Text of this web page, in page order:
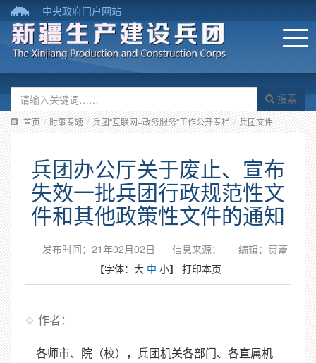
中央政府门户网站
搜索
首页 / 时事专题 / 兵团"互联网+政务服务"工作公开专栏 / 兵团文件
兵团办公厅关于废止、宣布
失效一批兵团行政规范性文
件和其他政策性文件的通知
发布时间：21年02月02日 信息来源：
编辑：贾蕾
【字体： 大 中 小】 打印本页
作者：
各师市、院（校），兵团机关各部门、各直属机